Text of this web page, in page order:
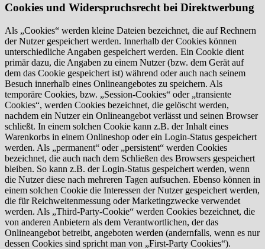
Cookies und Widerspruchsrecht bei Direktwerbung
Als „Cookies“ werden kleine Dateien bezeichnet, die auf Rechnern
der Nutzer gespeichert werden. Innerhalb der Cookies können
unterschiedliche Angaben gespeichert werden. Ein Cookie dient
primär dazu, die Angaben zu einem Nutzer (bzw. dem Gerät auf
dem das Cookie gespeichert ist) während oder auch nach seinem
Besuch innerhalb eines Onlineangebotes zu speichern. Als
temporäre Cookies, bzw. „Session-Cookies“ oder „transiente
Cookies“, werden Cookies bezeichnet, die gelöscht werden,
nachdem ein Nutzer ein Onlineangebot verlässt und seinen Browser
schließt. In einem solchen Cookie kann z.B. der Inhalt eines
Warenkorbs in einem Onlineshop oder ein Login-Status gespeichert
werden. Als „permanent“ oder „persistent“ werden Cookies
bezeichnet, die auch nach dem Schließen des Browsers gespeichert
bleiben. So kann z.B. der Login-Status gespeichert werden, wenn
die Nutzer diese nach mehreren Tagen aufsuchen. Ebenso können in
einem solchen Cookie die Interessen der Nutzer gespeichert werden,
die für Reichweitenmessung oder Marketingzwecke verwendet
werden. Als „Third-Party-Cookie“ werden Cookies bezeichnet, die
von anderen Anbietern als dem Verantwortlichen, der das
Onlineangebot betreibt, angeboten werden (andernfalls, wenn es nur
dessen Cookies sind spricht man von „First-Party Cookies“).